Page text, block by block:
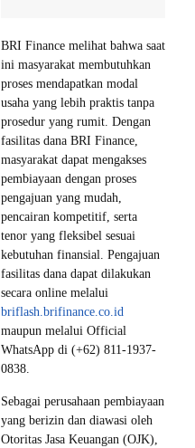
BRI Finance melihat bahwa saat
ini masyarakat membutuhkan
proses mendapatkan modal
usaha yang lebih praktis tanpa
prosedur yang rumit. Dengan
fasilitas dana BRI Finance,
masyarakat dapat mengakses
pembiayaan dengan proses
pengajuan yang mudah,
pencairan kompetitif, serta
tenor yang fleksibel sesuai
kebutuhan finansial. Pengajuan
fasilitas dana dapat dilakukan
secara online melalui
briflash.brifinance.co.id
maupun melalui Official
WhatsApp di (+62) 811-1937-
0838.
Sebagai perusahaan pembiayaan
yang berizin dan diawasi oleh
Otoritas Jasa Keuangan (OJK),